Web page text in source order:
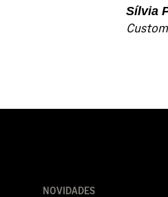
Sílvia
NOVIDADES